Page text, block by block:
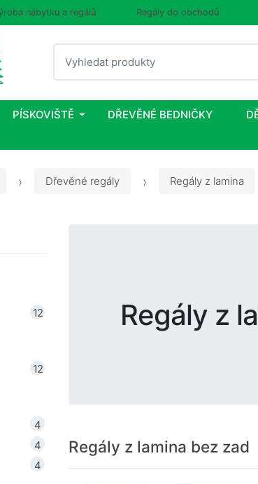
nábytku a regálů Regály do obchodů
Vyhledat
PÍSKOVIŠTĚ DŘEVĚNÉ BEDNIČKY
Dřevěné regály Regály z lamina
Regály z
Regály z lamina bez zad
12
12
4
4
4